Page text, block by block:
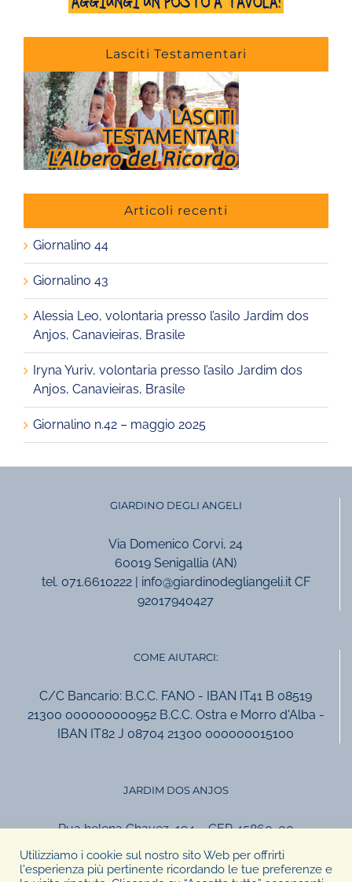
Lasciti Testamentari
Articoli recenti
Giornalino 44
Giornalino 43
Alessia Leo, volontaria presso l’asilo Jardim dos
Anjos, Canavieiras, Brasile
Iryna Yuriv, volontaria presso l’asilo Jardim dos
Anjos, Canavieiras, Brasile
Giornalino n.42 – maggio 2025
GIARDINO DEGLI ANGELI
Via Domenico Corvi, 24
60019 Senigallia (AN)
tel. 071.6610222 | info@giardinodegliangeli.it CF
92017940427
COME AIUTARCI:
C/C Bancario: B.C.C. FANO - IBAN IT41 B 08519
21300 000000000952 B.C.C. Ostra e Morro d'Alba -
IBAN IT82 J 08704 21300 000000015100
JARDIM DOS ANJOS
Rua helena Chavez, 194 – CEP 45860-00
Canavieiras, Bahia, Brasil
tel +55.73.999957924
Utilizziamo i cookie sul nostro sito Web per offrirti
l'esperienza più pertinente ricordando le tue preferenze e